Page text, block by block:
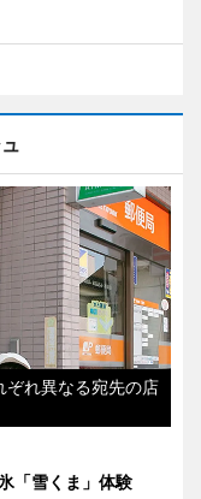
ぞれ異なる宛先の店
「雪くま」体験